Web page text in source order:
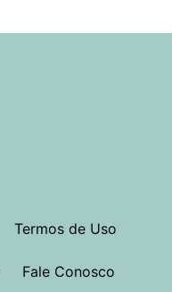
Termos de Uso
Fale Conosco